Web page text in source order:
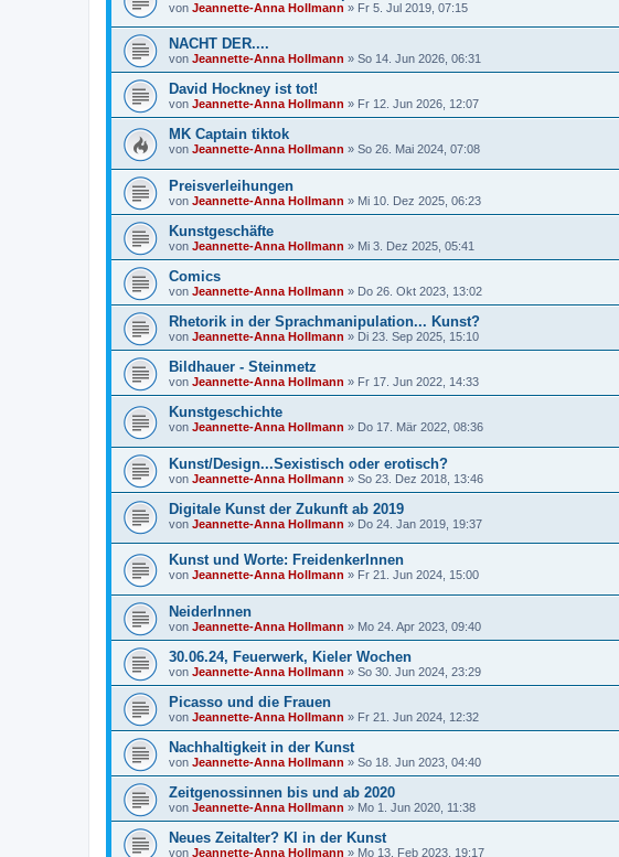
von Jeannette-Anna Hollmann » Fr 5. Jul 2019, 07:15
NACHT DER....
von Jeannette-Anna Hollmann » So 14. Jun 2026, 06:31
David Hockney ist tot!
von Jeannette-Anna Hollmann » Fr 12. Jun 2026, 12:07
MK Captain tiktok
von Jeannette-Anna Hollmann » So 26. Mai 2024, 07:08
Preisverleihungen
von Jeannette-Anna Hollmann » Mi 10. Dez 2025, 06:23
Kunstgeschäfte
von Jeannette-Anna Hollmann » Mi 3. Dez 2025, 05:41
Comics
von Jeannette-Anna Hollmann » Do 26. Okt 2023, 13:02
Rhetorik in der Sprachmanipulation... Kunst?
von Jeannette-Anna Hollmann » Di 23. Sep 2025, 15:10
Bildhauer - Steinmetz
von Jeannette-Anna Hollmann » Fr 17. Jun 2022, 14:33
Kunstgeschichte
von Jeannette-Anna Hollmann » Do 17. Mär 2022, 08:36
Kunst/Design...Sexistisch oder erotisch?
von Jeannette-Anna Hollmann » So 23. Dez 2018, 13:46
Digitale Kunst der Zukunft ab 2019
von Jeannette-Anna Hollmann » Do 24. Jan 2019, 19:37
Kunst und Worte: FreidenkerInnen
von Jeannette-Anna Hollmann » Fr 21. Jun 2024, 15:00
NeiderInnen
von Jeannette-Anna Hollmann » Mo 24. Apr 2023, 09:40
30.06.24, Feuerwerk, Kieler Wochen
von Jeannette-Anna Hollmann » So 30. Jun 2024, 23:29
Picasso und die Frauen
von Jeannette-Anna Hollmann » Fr 21. Jun 2024, 12:32
Nachhaltigkeit in der Kunst
von Jeannette-Anna Hollmann » So 18. Jun 2023, 04:40
Zeitgenossinnen bis und ab 2020
von Jeannette-Anna Hollmann » Mo 1. Jun 2020, 11:38
Neues Zeitalter? KI in der Kunst
von Jeannette-Anna Hollmann » Mo 13. Feb 2023, 19:17